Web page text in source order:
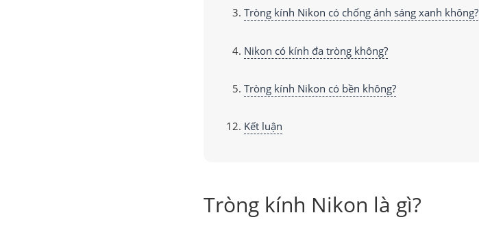
Tròng kính Nikon có chống ánh sáng xanh không?
Nikon có kính đa tròng không?
Tròng kính Nikon có bền không?
Kết luận
Tròng kính Nikon là gì?